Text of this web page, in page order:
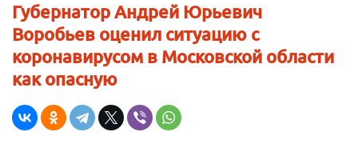
Губернатор Андрей Юрьевич
Воробьев оценил ситуацию с
коронавирусом в Московской области
как опасную